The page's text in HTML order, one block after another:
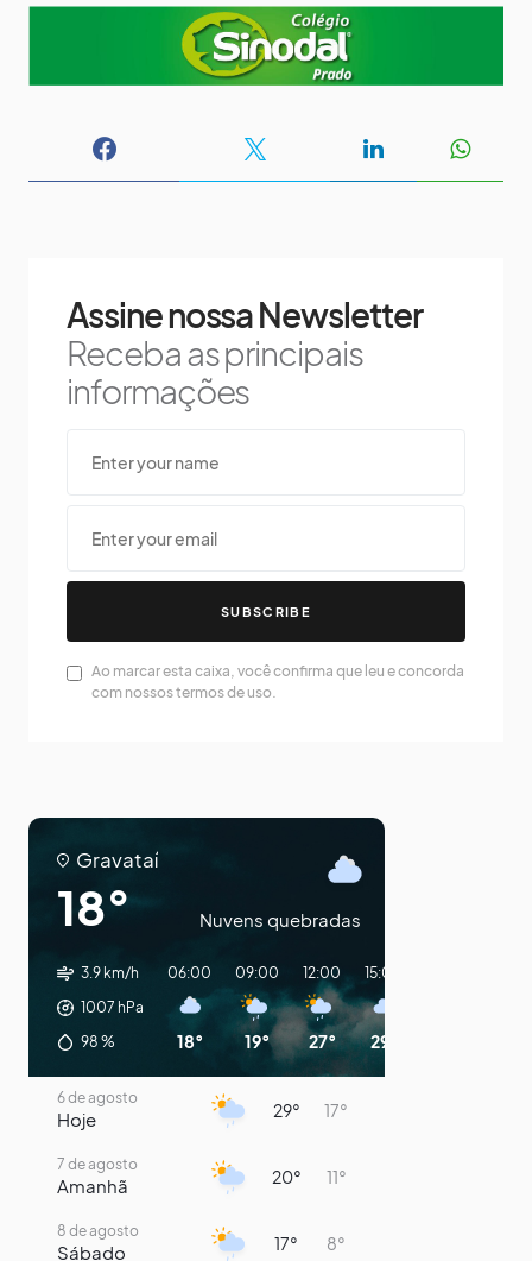
Assine nossa Newsletter
Receba as principais
informações
SUBSCRIBE
Ao marcar esta caixa, você confirma que leu e concorda
com nossos termos de uso.
Gravataí
18° Nuvens quebradas
3.9 km/h
1007 hPa
98 %
06:00
18°
09:00
19°
12:00
27°
15:00
29°
6 de agosto
Hoje 29° 17°
7 de agosto
Amanhã 20° 11°
8 de agosto
Sábado 17° 8°